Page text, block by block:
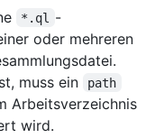
*.ql
-
oder mehreren
muss ein
path
Arbeitsverzeichnis
wird.